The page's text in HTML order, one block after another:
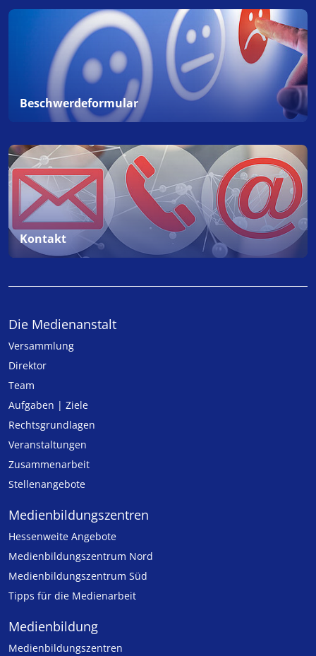
Beschwerdeformular
Kontakt
Die Medienanstalt
Versammlung
Direktor
Team
Aufgaben | Ziele
Rechtsgrundlagen
Veranstaltungen
Zusammenarbeit
Stellenangebote
Medien­bildungs­zentren
Hessenweite Angebote
Medienbildungszentrum Nord
Medienbildungszentrum Süd
Tipps für die Medienarbeit
Medienbildung
Medien­bildungs­zentren